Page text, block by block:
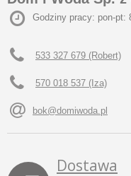
Godziny pracy: pon-pt:
533 327 679 (Robert)
570 018 537 (Iza)
bok@domiwoda.pl
Dostawa